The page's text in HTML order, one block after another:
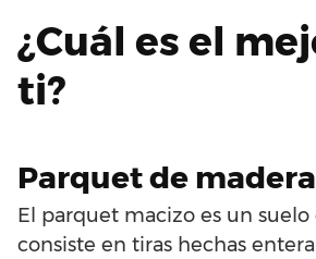
¿Cuál es el
ti?
Parquet de
El parquet macizo es un
consiste en tiras hechas